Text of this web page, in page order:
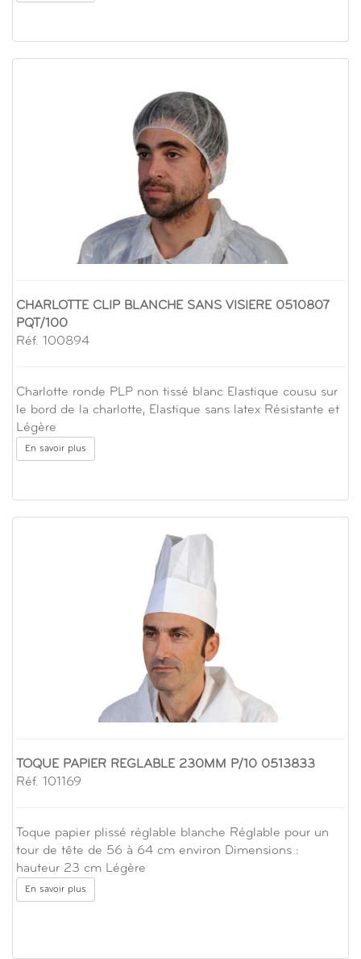
CHARLOTTE CLIP BLANCHE SANS VISIERE 0510807
PQT/100
Réf. 100894
Charlotte ronde PLP non tissé blanc Elastique cousu sur
le bord de la charlotte, Elastique sans latex Résistante et
Légère
En savoir plus
TOQUE PAPIER REGLABLE 230MM P/10 0513833
Réf. 101169
Toque papier plissé réglable blanche Réglable pour un
tour de tête de 56 à 64 cm environ Dimensions :
hauteur 23 cm Légère
En savoir plus